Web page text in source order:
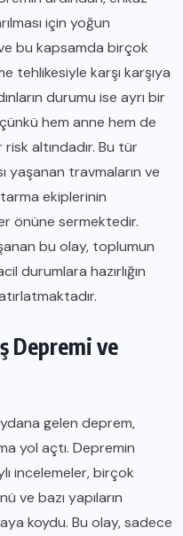
için yoğun
bu kapsamda birçok
tehlikesiyle karşı karşıya
durumu ise ayrı bir
hem anne hem de
altındadır. Bu tür
yaşanan travmaların ve
ekiplerinin
önüne sermektedir.
bu olay, toplumun
durumlara hazırlığın
Depremi ve
gelen deprem,
yol açtı. Depremin
incelemeler, birçok
ve bazı yapıların
koydu. Bu olay, sadece